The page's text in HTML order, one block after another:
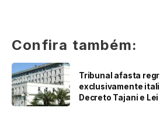
Confira também:
Tribunal afasta
exclusivamente
Decreto Tajani e Lei